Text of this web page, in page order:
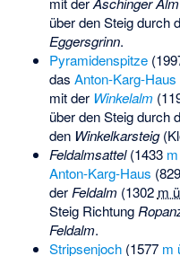
über den Steig durch
Eggersgrinn.
Pyramidenspitze(
das Anton-Karg-Haus
mit der Winkelalm (
über den Steig durch
den Winkelkarsteig
Feldalmsattel(1433
Anton-Karg-Haus (829
derFeldalm (1302 m
Steig Richtung
Feldalm.
Stripsenjoch(1577 m